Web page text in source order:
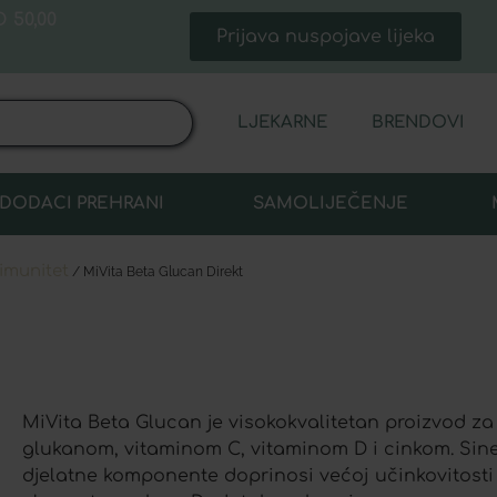
Prijava nuspojave lijeka
LJEKARNE BRENDOVI
DODACI PREHRANI SAMOLIJEČENJE
/ MiVita Beta Glucan Direkt
MiVita Beta Glucan je visokokvalitetan proizvod
glukanom, vitaminom C, vitaminom D i cinkom.
djelatne komponente doprinosi većoj